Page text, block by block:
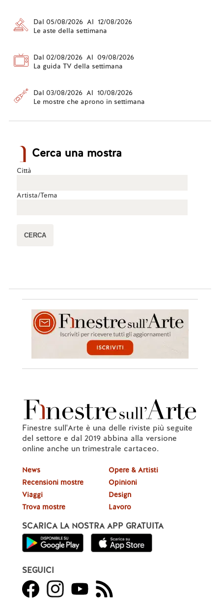
Dal 05/08/2026 Al 12/08/2026
Le aste della settimana
Dal 02/08/2026 Al 09/08/2026
La guida TV della settimana
Dal 03/08/2026 Al 10/08/2026
Le mostre che aprono in settimana
Cerca una mostra
Città
Artista/Tema
Finestre sull'Arte è una delle riviste più seguite
del settore e dal 2019 abbina alla versione
online anche un trimestrale cartaceo.
News
Recensioni mostre
Viaggi
Trova mostre
Opere & Artisti
Opinioni
Design
Lavoro
SCARICA LA NOSTRA APP GRATUITA
SEGUICI